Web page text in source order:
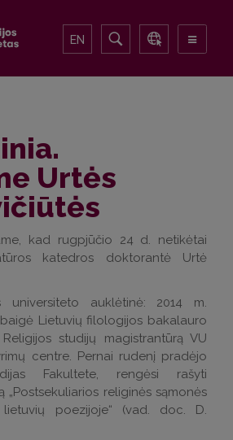
EN
Urtės
kad rugpjūčio 24 d. netikėtai
katedros doktorantė Urtė
universiteto auklėtinė: 2014 m.
Lietuvių filologijos bakalauro
studijų magistrantūrą VU
centre. Pernai rudenį pradėjo
Fakultete, rengėsi rašyti
„Postsekuliarios religinės sąmonės
lietuvių poezijoje“ (vad. doc. D.